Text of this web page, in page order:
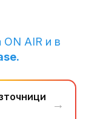
AIR и в
→